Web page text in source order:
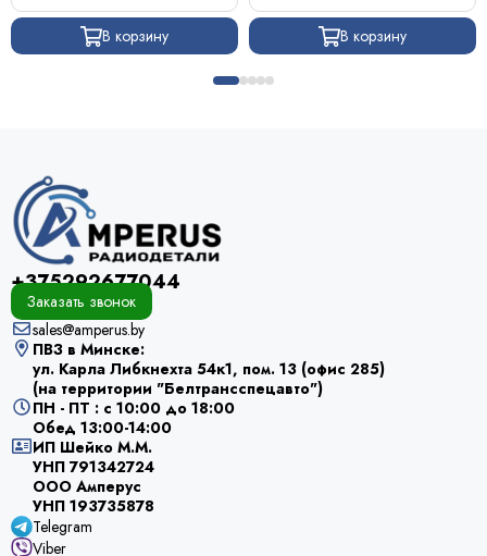
В корзину В корзину
+375292677044
Заказать звонок
sales@amperus.by
ПВЗ в Минске:
ул. Карла Либкнехта 54к1, пом. 13 (офис 285)
(на территории "Белтрансспецавто")
ПН - ПТ : с 10:00 до 18:00
Обед 13:00-14:00
ИП Шейко М.М.
УНП 791342724
ООО Амперус
УНП 193735878
Telegram
Viber